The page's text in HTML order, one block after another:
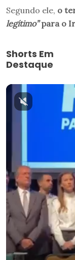
Segundo ele, o
legítimo”para o
Shorts Em
Destaque